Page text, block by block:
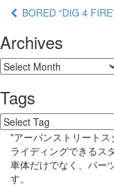
BORED “DIG 4
Archives
Tags
"アーバンストリート
ライディングできるス
車体だけでなく、パー
す。